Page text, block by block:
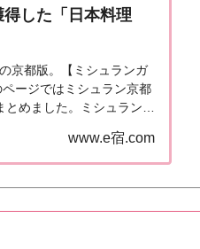
した「日本料理
京都版。【ミシュランガ
ージではミシュラン京都
めました。ミシュラン京
www.e宿.com